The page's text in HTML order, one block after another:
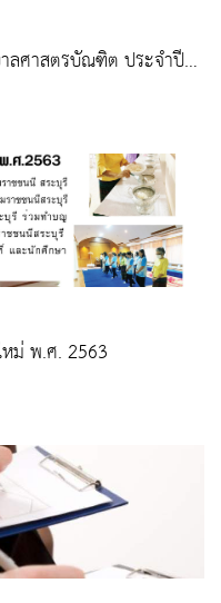
ลศาสตรบัณฑิต ประจำปี
ม่ พ.ศ. 2563